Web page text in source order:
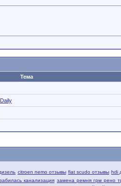
Тема
citroen nemo отзывы fiat scudo отзывы hdi
забилась канализация замена ремня грм рено